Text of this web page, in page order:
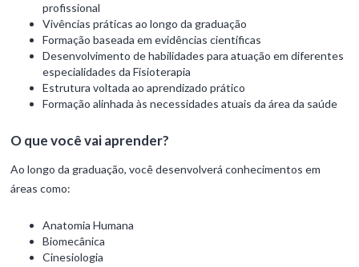
profissional
Vivências práticas ao longo da graduação
Formação baseada em evidências científicas
Desenvolvimento de habilidades para atuação em diferentes
especialidades da Fisioterapia
Estrutura voltada ao aprendizado prático
Formação alinhada às necessidades atuais da área da saúde
O que você vai aprender?
Ao longo da graduação, você desenvolverá conhecimentos em
áreas como:
Anatomia Humana
Biomecânica
Cinesiologia